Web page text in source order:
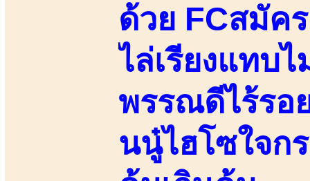
ด้วย FCสมัค
ไล่เรียงแทบ
พรรณดีไร้รอ
นนู๋ไฮโซใจกร